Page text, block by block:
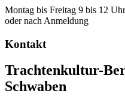
Montag bis Freitag 9 bis 12 Uhr
oder nach Anmeldung
Kontakt
Trachtenkultur-
Schwaben